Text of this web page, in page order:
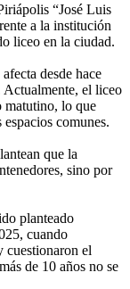
“José Luis
a la institución
liceo en la ciudad.
desde hace
el liceo
matutino, lo que
comunes.
que la
sino por
planteado
cuando
cuestionaron el
de 10 años no se